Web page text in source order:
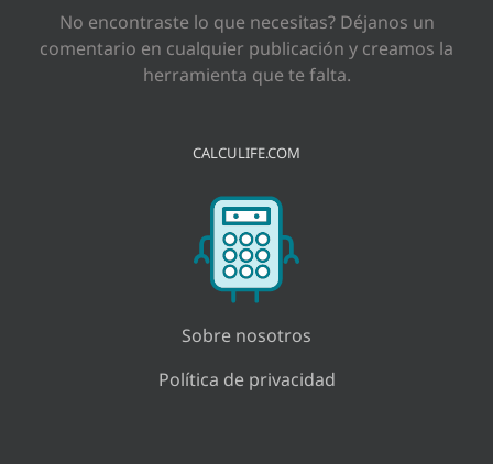
No encontraste lo que necesitas? Déjanos un
comentario en cualquier publicación y creamos la
herramienta que te falta.
CALCULIFE.COM
Sobre nosotros
Política de privacidad